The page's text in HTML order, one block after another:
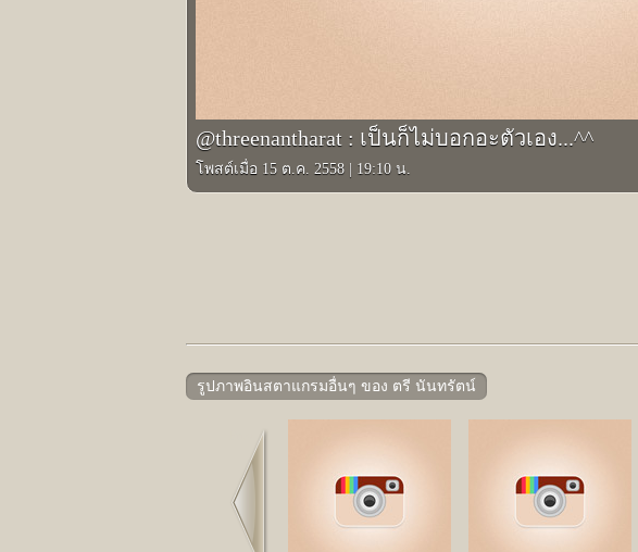
@threenantharat : เป็นก็ไม่บอกอะตัวเอง...^^
โพสต์เมื่อ 15 ต.ค. 2558 19:10 น.
รูปภาพอินสตาแกรมอื่นๆ ของ ตรี นันทรัตน์